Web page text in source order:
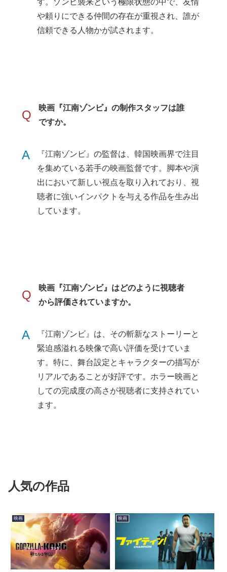
す。ゾンビ襲来という極限状態の中で、友情
や頼りにできる仲間の存在が重視され、誰が
信頼できる人物かが試されます。
Q
映画『江南ゾンビ』の制作スタッフは誰
ですか。
A
『江南ゾンビ』の監督は、韓国映画界で注目
を集めている若手の映画監督です。脚本や演
出において新しい視点を取り入れており、視
聴者に強いインパクトを与える作品を生み出
しています。
Q
映画『江南ゾンビ』はどのように視聴者
から評価されていますか。
A
『江南ゾンビ』は、その斬新なストーリーと
緊迫感溢れる映像で高い評価を受けていま
す。特に、舞台設定とキャラクターの描写が
リアルであることが好評です。ホラー映画と
しての完成度の高さが視聴者に支持されてい
ます。
人気の作品
映画 映画